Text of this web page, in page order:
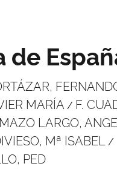
de
MARÍA / F.
LARGO,
Mª ISABEL /
PED